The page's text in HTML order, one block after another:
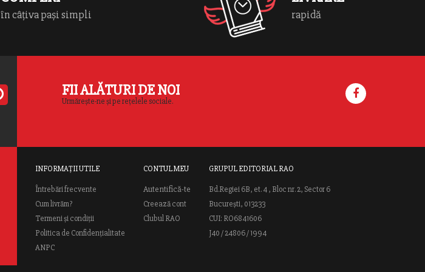
în câțiva pași simpli rapidă
FII ALĂTURI DE NOI
Urmărește-ne și pe rețelele sociale.
INFORMAȚII UTILE
Întrebări frecvente
Cum livrăm?
Termeni și condiții
Politica de Confidențialitate
ANPC
CONTUL MEU
Autentifică-te
Creează cont
Clubul RAO
GRUPUL EDITORIAL RAO
Bd.Regiei 6B, et. 4 , Bloc nr. 2, Sector 6
București, 013233
CUI: RO6841606
J40 / 24806 / 1994